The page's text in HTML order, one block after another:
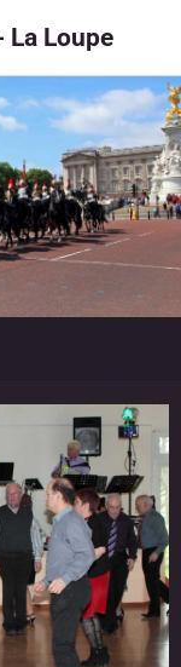
La Loupe